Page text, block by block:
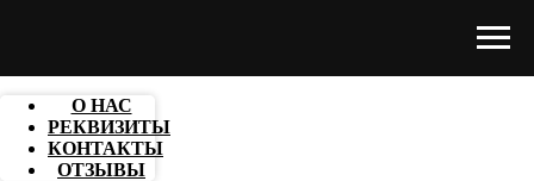
О НАС
РЕКВИЗИТЫ
КОНТАКТЫ
ОТЗЫВЫ